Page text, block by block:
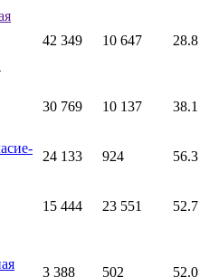
42 349 10 647 28.8
30 769 10 137 38.1
24 133 924 56.3
15 444 23 551 52.7
3 388 502 52.0